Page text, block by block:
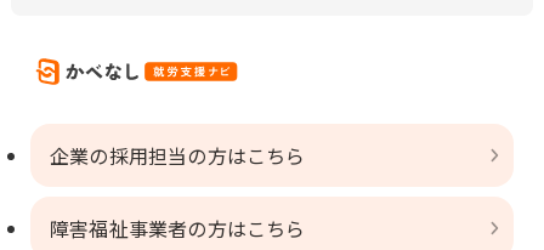
企業の採用担当の方はこちら
障害福祉事業者の方はこちら